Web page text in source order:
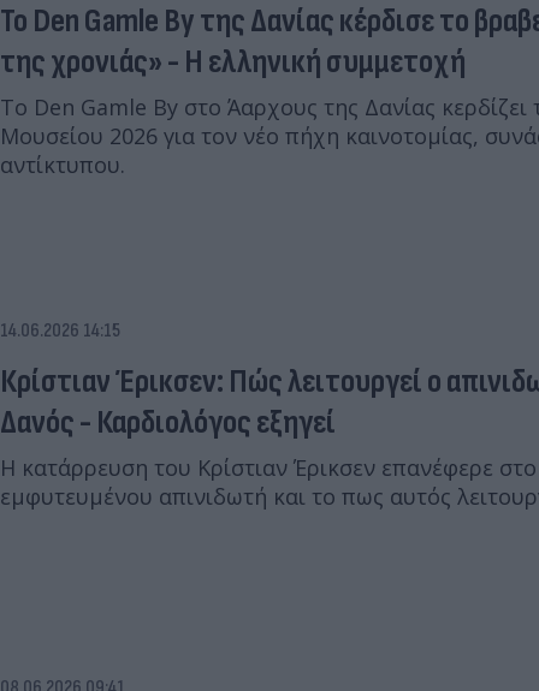
Το Den Gamle By της Δανίας κέρδισε το
της χρονιάς» - Η ελληνική συμμετοχή
To Den Gamle By στο Άαρχους της Δανίας
Μουσείου 2026 για τον νέο πήχη καινοτομίας,
αντίκτυπου.
14.06.2026 14:15
Κρίστιαν Έρικσεν: Πώς λειτουργεί ο
Δανός - Καρδιολόγος εξηγεί
Η κατάρρευση του Κρίστιαν Έρικσεν επανέφερε
εμφυτευμένου απινιδωτή και το πως αυτός